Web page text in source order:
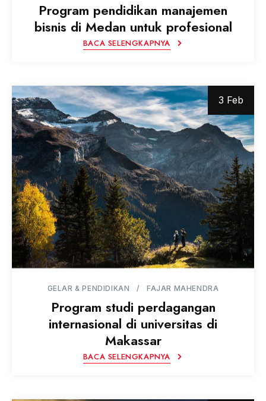
Program pendidikan manajemen
bisnis di Medan untuk profesional
BACA SELENGKAPNYA
3 Feb
GELAR & PENDIDIKAN FAJAR MAHENDRA
Program studi perdagangan
internasional di universitas di
Makassar
BACA SELENGKAPNYA